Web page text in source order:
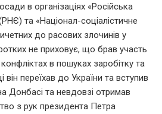
в організаціях «Російська
та «Націонал-соціалістичне
до расових злочинів у
не приховує, що брав участь
в пошуках заробітку та
він переїхав до України та вступив
Донбасі та невдовзі отримав
з рук президента Петра